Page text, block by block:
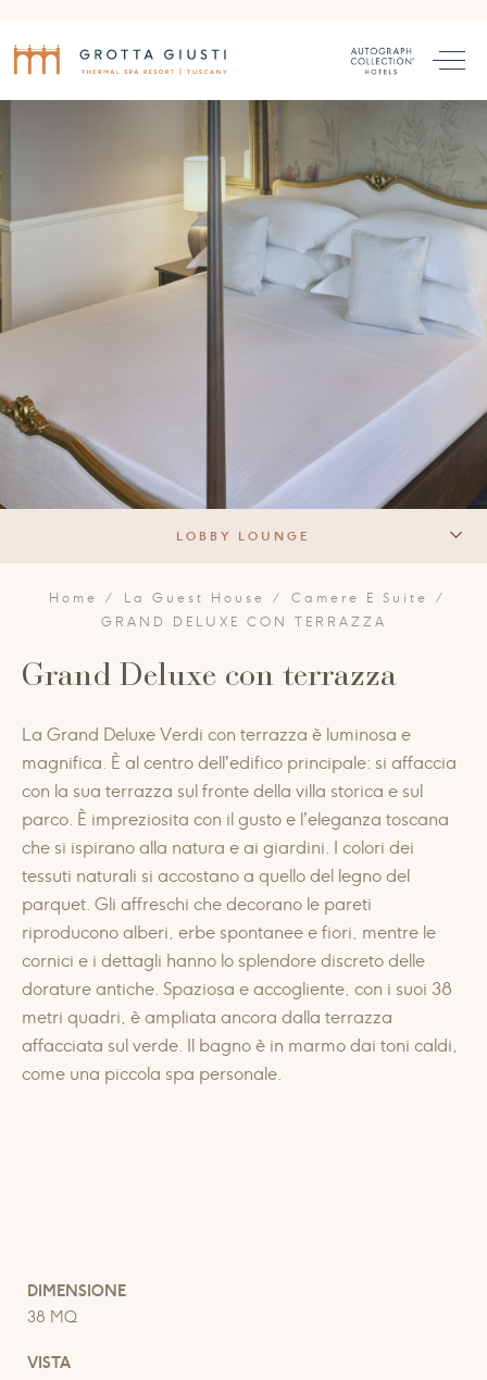
THERMAL SPA
PET FRIENDLY
LOBBY LOUNGE
LA STORIA
THERMAL SPA
Home La Guest House
Camere E Suite
GRAND DELUXE CON TERRAZZA
Grand Deluxe con terrazza
La Grand Deluxe Verdi con terrazza è luminosa e
magnifica. È al centro dell’edifico principale: si affaccia
con la sua terrazza sul fronte della villa storica e sul
parco. È impreziosita con il gusto e l’eleganza toscana
che si ispirano alla natura e ai giardini. I colori dei
tessuti naturali si accostano a quello del legno del
parquet. Gli affreschi che decorano le pareti
riproducono alberi, erbe spontanee e fiori, mentre le
cornici e i dettagli hanno lo splendore discreto delle
dorature antiche. Spaziosa e accogliente, con i suoi 38
metri quadri, è ampliata ancora dalla terrazza
affacciata sul verde. Il bagno è in marmo dai toni caldi,
come una piccola spa personale.
DIMENSIONE
38 MQ
VISTA